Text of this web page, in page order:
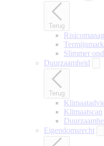
Terug
Slimmer
Duurzaamheid
Terug
Klimaatscan
Eigendomsrecht